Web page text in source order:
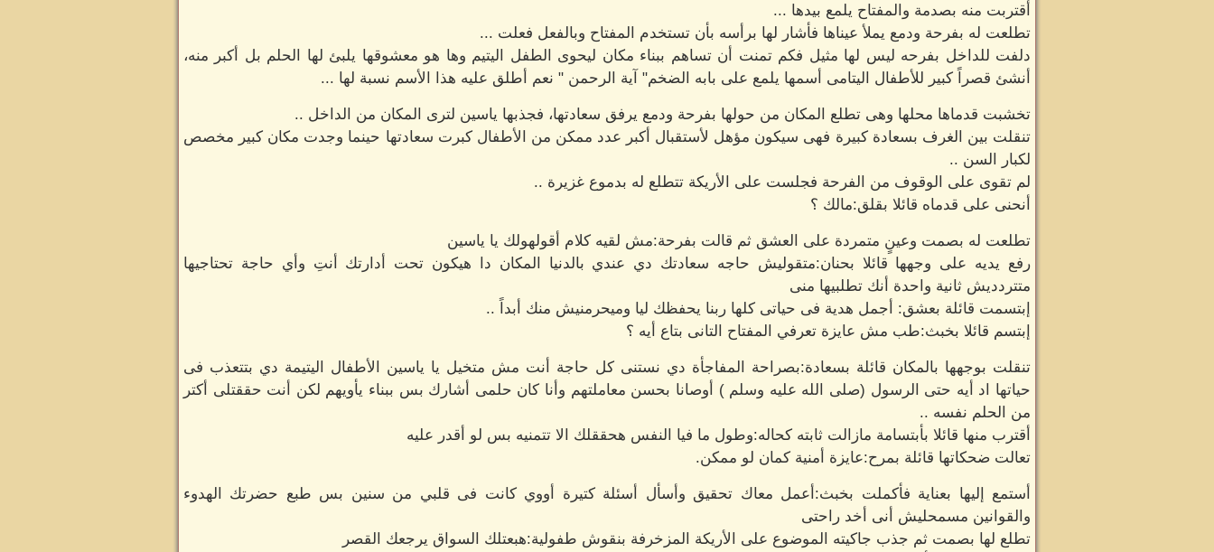
أقتربت منه بصدمة والمفتاح يلمع بيدها ...
تطلعت له بفرحة ودمع يملأ عيناها فأشار لها برأسه بأن تستخدم المفتاح وبالفعل فعلت ...
دلفت للداخل بفرحه ليس لها مثيل فكم تمنت أن تساهم ببناء مكان ليحوى الطفل اليتيم وها هو معشوقها يلبئ لها الحلم بل أكبر منه،
أنشئ قصراً كبير للأطفال اليتامى أسمها يلمع على بابه الضخم" آية الرحمن " نعم أطلق عليه هذا الأسم نسبة لها ...
تخشبت قدماها محلها وهى تطلع المكان من حولها بفرحة ودمع يرفق سعادتها، فجذبها ياسين لترى المكان من الداخل ..
تنقلت بين الغرف بسعادة كبيرة فهى سيكون مؤهل لأستقبال أكبر عدد ممكن من الأطفال كبرت سعادتها حينما وجدت مكان كبير مخصص
لكبار السن ..
لم تقوى على الوقوف من الفرحة فجلست على الأريكة تتطلع له بدموع غزيرة ..
أنحنى على قدماه قائلا بقلق:مالك ؟
تطلعت له بصمت وعينٍ متمردة على العشق ثم قالت بفرحة:مش لقيه كلام أقولهولك يا ياسين
رفع يديه على وجهها قائلا بحنان:متقوليش حاجه سعادتك دي عندي بالدنيا المكان دا هيكون تحت أدارتك أنتِ وأي حاجة تحتاجيها
متتردديش ثانية واحدة أنك تطلبيها منى
إبتسمت قائلة بعشق: أجمل هدية فى حياتى كلها ربنا يحفظك ليا وميحرمنيش منك أبداً ..
إبتسم قائلا بخبث:طب مش عايزة تعرفي المفتاح التانى بتاع أيه ؟
تنقلت بوجهها بالمكان قائلة بسعادة:بصراحة المفاجأة دي نستنى كل حاجة أنت مش متخيل يا ياسين الأطفال اليتيمة دي بتتعذب فى
حياتها اد أيه حتى الرسول (صلى الله عليه وسلم ) أوصانا بحسن معاملتهم وأنا كان حلمى أشارك بس ببناء يأويهم لكن أنت حققتلى أكتر
من الحلم نفسه ..
أقترب منها قائلا بأبتسامة مازالت ثابته كحاله:وطول ما فيا النفس هحققلك الا تتمنيه بس لو أقدر عليه
تعالت ضحكاتها قائلة بمرح:عايزة أمنية كمان لو ممكن.
أستمع إليها بعناية فأكملت بخبث:أعمل معاك تحقيق وأسأل أسئلة كتيرة أووي كانت فى قلبي من سنين بس طبع حضرتك الهدوء
والقوانين مسمحليش أنى أخد راحتى
تطلع لها بصمت ثم جذب جاكيته الموضوع على الأريكة المزخرفة بنقوش طفولية:هبعتلك السواق يرجعك القصر